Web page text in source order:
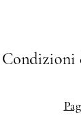
Condizioni